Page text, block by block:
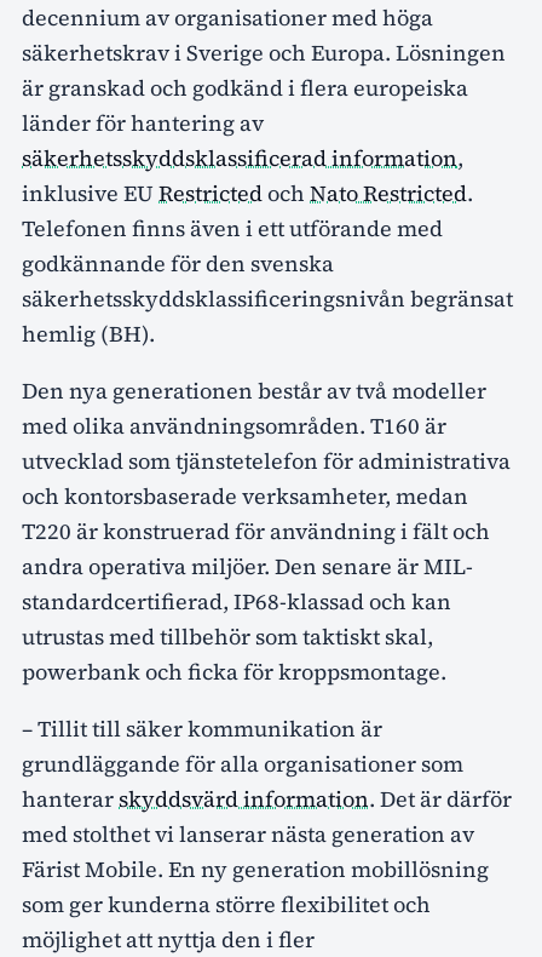
decennium av organisationer med höga
säkerhetskrav i Sverige och Europa. Lösningen
är granskad och godkänd i flera europeiska
länder för hantering av
säkerhetsskyddsklassificerad information,
inklusive EURestrictedoch Nato Restricted.
Telefonen finns även i ett utförande med
godkännande för den svenska
säkerhetsskyddsklassificeringsnivån begränsat
hemlig (BH).
Den nya generationen består av två modeller
med olika användningsområden. T160 är
utvecklad som tjänstetelefon för administrativa
och kontorsbaserade verksamheter, medan
T220 är konstruerad för användning i fält och
andra operativa miljöer. Den senare är MIL-
standardcertifierad, IP68-klassad och kan
utrustas med tillbehör som taktiskt skal,
powerbank och ficka för kroppsmontage.
– Tillit till säker kommunikation är
grundläggande för alla organisationer som
hanterarskyddsvärd information. Det är därför
med stolthet vi lanserar nästa generation av
Färist Mobile. En ny generation mobillösning
som ger kunderna större flexibilitet och
möjlighet att nyttja den i fler